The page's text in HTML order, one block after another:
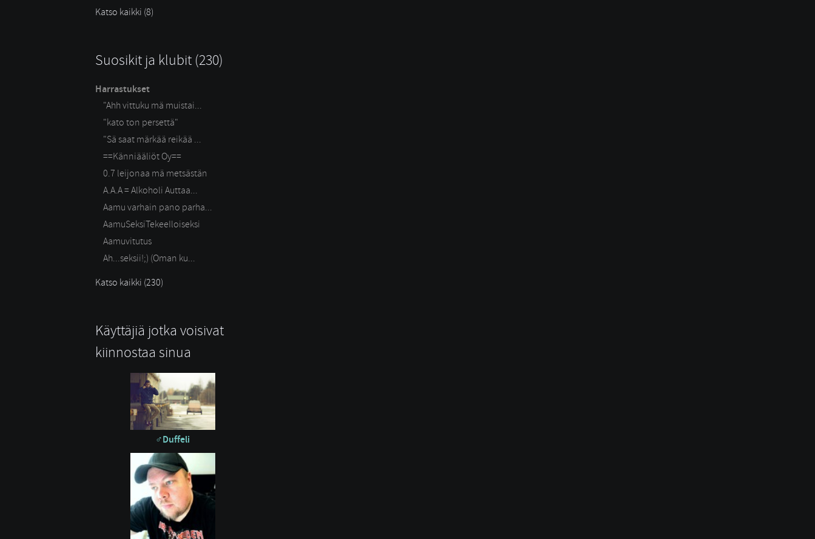
Katso kaikki (8)
Suosikit ja klubit (230)
Harrastukset
"Ahh vittuku mä muistai...
"kato ton persettä"
"Sä saat märkää reikää ...
==Känniääliöt Oy==
0.7 leijonaa mä metsästän
A.A.A = Alkoholi Auttaa...
Aamu varhain pano parha...
AamuSeksiTekeeIloiseksi
Aamuvitutus
Ah...seksii!;) (Oman ku...
Katso kaikki (230)
Käyttäjiä jotka voisivat
kiinnostaa sinua
Duffeli